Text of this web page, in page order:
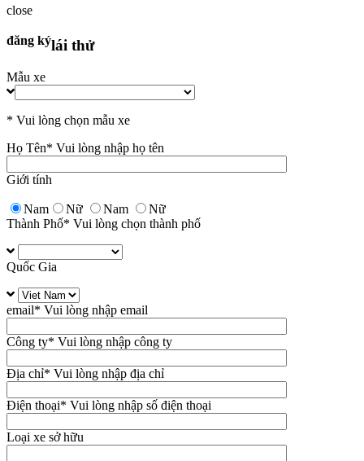
close
đăng kýlái thử
Mẫu xe
* Vui lòng chọn mẫu xe
Họ Tên* Vui lòng nhập họ tên
Giới tính
Nam Nữ Nam
Nữ
Thành Phố* Vui lòng chọn thành phố
Quốc Gia
email* Vui lòng nhập email
Công ty* Vui lòng nhập công ty
Địa chỉ* Vui lòng nhập địa chỉ
Điện thoại* Vui lòng nhập số điện thoại
Loại xe sở hữu